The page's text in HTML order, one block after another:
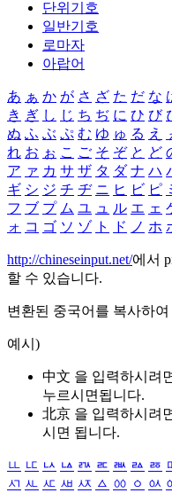
단위기호
일반기호
로마자
아랍어
あ ぁ か が さ ざ た だ な
き ぎ し じ ち ぢ に ひ び
ぬ ふ ぶ ぷ む ゆ ゅ る え
れ お ぉ こ ご そ ぞ と ど
ア ァ カ サ ザ タ ダ ナ ハ
ギ シ ジ チ ヂ ニ ヒ ビ ピ
フ ブ プ ム ユ ュ ル エ ェ
ォ コ ゴ ソ ゾ ト ド ノ ホ
http://chineseinput.net/에서
할 수 있습니다.
변환된 중국어를 복사하
예시)
中文 을 입력하시려
누르시면됩니다.
北京 을 입력하시려
시면 됩니다.
ㅥ ㅦ ㅧ ㅨ ㅩ ㅪ ㅫ ㅬ ㅭ
ㅺ ㅻ ㅼ ㅽ ㅾ ㅿ ㆀ ㆁ ㆂ